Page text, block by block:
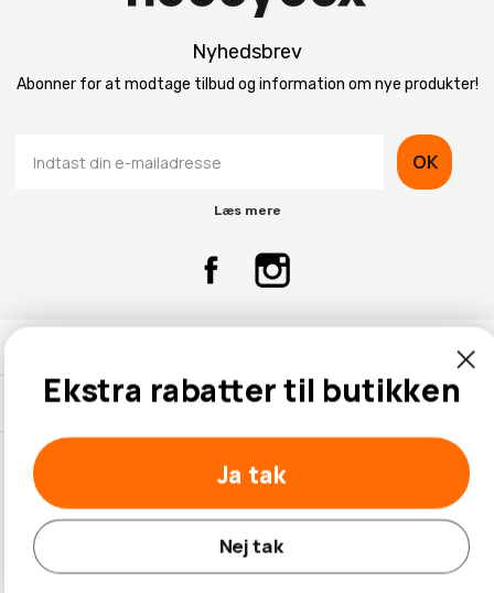
Nyhedsbrev
Abonner for at modtage tilbud og information om nye produkter!
OK
Læs mere
Kundeservice
© 2026 Hobbybox.dk
Ekstra rabatter til butikken
Ja tak
Nej tak